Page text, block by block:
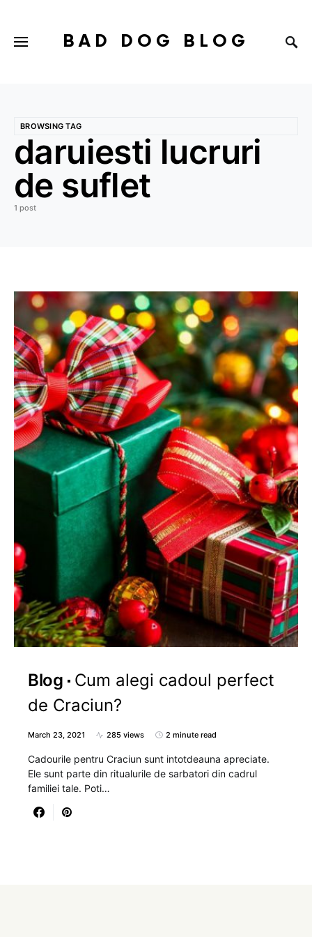
BAD DOG BLOG
BROWSING TAG
daruiesti lucruri
de suflet
1 post
Blog
Cum alegi cadoul perfect
de Craciun?
March 23, 2021 285 views 2 minute read
Cadourile pentru Craciun sunt intotdeauna apreciate.
Ele sunt parte din ritualurile de sarbatori din cadrul
familiei tale. Poti…